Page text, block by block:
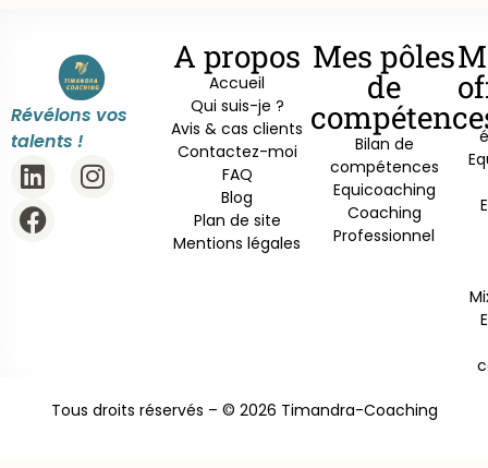
Révélons vos
talents !
A propos
Accueil
Qui suis-je ?
Avis & cas clients
Contactez-moi
FAQ
Blog
Plan de site
Mentions légales
Mes pôles
de
Bilan de
compétences
Equicoaching
Coaching
Professionnel
Tous droits réservés – © 2026 Timandra-Coaching